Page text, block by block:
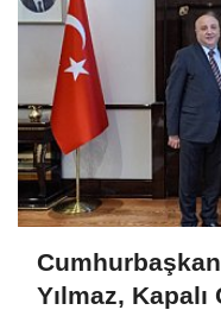
Yılmaz, Kapalı